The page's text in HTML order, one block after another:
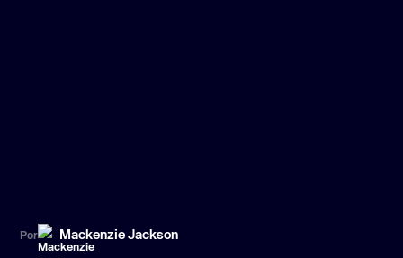
Por Mackenzie Jackson